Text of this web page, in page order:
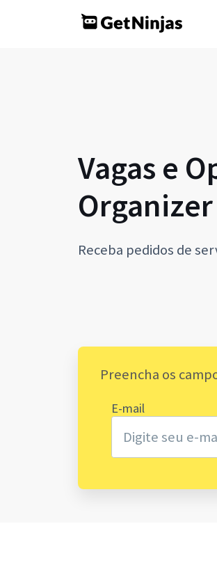
Vagas e
Organizer
Receba pedidos de
Preencha os
E-mail